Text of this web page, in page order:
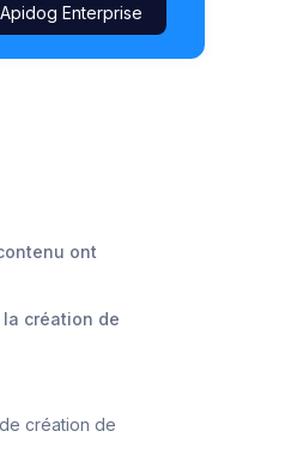
Enterprise
ont
création de
création de